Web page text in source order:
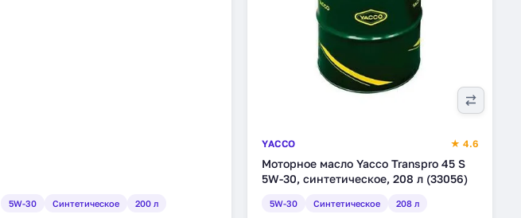
5W-30 Синтетическое 200 л
YACCO ★ 4.6
Моторное масло Yacco Transpro 45 S
5W-30, синтетическое, 208 л (33056)
5W-30 Синтетическое 208 л